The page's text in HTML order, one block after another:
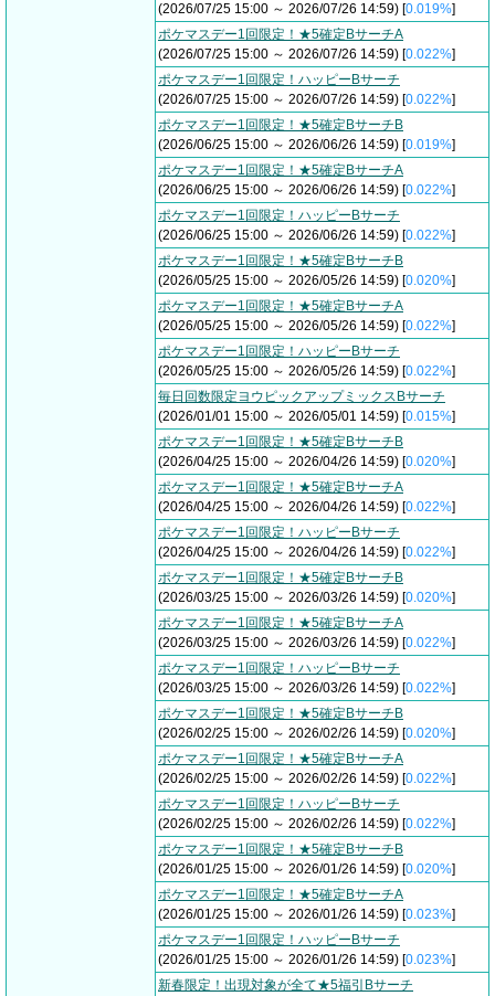
(2026/07/25 15:00 ～ 2026/07/26 14:59) [0.019%]
ポケマスデー1回限定！★5確定BサーチA
(2026/07/25 15:00 ～ 2026/07/26 14:59) [0.022%]
ポケマスデー1回限定！ハッピーBサーチ
(2026/07/25 15:00 ～ 2026/07/26 14:59) [0.022%]
ポケマスデー1回限定！★5確定BサーチB
(2026/06/25 15:00 ～ 2026/06/26 14:59) [0.019%]
ポケマスデー1回限定！★5確定BサーチA
(2026/06/25 15:00 ～ 2026/06/26 14:59) [0.022%]
ポケマスデー1回限定！ハッピーBサーチ
(2026/06/25 15:00 ～ 2026/06/26 14:59) [0.022%]
ポケマスデー1回限定！★5確定BサーチB
(2026/05/25 15:00 ～ 2026/05/26 14:59) [0.020%]
ポケマスデー1回限定！★5確定BサーチA
(2026/05/25 15:00 ～ 2026/05/26 14:59) [0.022%]
ポケマスデー1回限定！ハッピーBサーチ
(2026/05/25 15:00 ～ 2026/05/26 14:59) [0.022%]
毎日回数限定ヨウピックアップミックスBサーチ
(2026/01/01 15:00 ～ 2026/05/01 14:59) [0.015%]
ポケマスデー1回限定！★5確定BサーチB
(2026/04/25 15:00 ～ 2026/04/26 14:59) [0.020%]
ポケマスデー1回限定！★5確定BサーチA
(2026/04/25 15:00 ～ 2026/04/26 14:59) [0.022%]
ポケマスデー1回限定！ハッピーBサーチ
(2026/04/25 15:00 ～ 2026/04/26 14:59) [0.022%]
ポケマスデー1回限定！★5確定BサーチB
(2026/03/25 15:00 ～ 2026/03/26 14:59) [0.020%]
ポケマスデー1回限定！★5確定BサーチA
(2026/03/25 15:00 ～ 2026/03/26 14:59) [0.022%]
ポケマスデー1回限定！ハッピーBサーチ
(2026/03/25 15:00 ～ 2026/03/26 14:59) [0.022%]
ポケマスデー1回限定！★5確定BサーチB
(2026/02/25 15:00 ～ 2026/02/26 14:59) [0.020%]
ポケマスデー1回限定！★5確定BサーチA
(2026/02/25 15:00 ～ 2026/02/26 14:59) [0.022%]
ポケマスデー1回限定！ハッピーBサーチ
(2026/02/25 15:00 ～ 2026/02/26 14:59) [0.022%]
ポケマスデー1回限定！★5確定BサーチB
(2026/01/25 15:00 ～ 2026/01/26 14:59) [0.020%]
ポケマスデー1回限定！★5確定BサーチA
(2026/01/25 15:00 ～ 2026/01/26 14:59) [0.023%]
ポケマスデー1回限定！ハッピーBサーチ
(2026/01/25 15:00 ～ 2026/01/26 14:59) [0.023%]
新春限定！出現対象が全て★5福引Bサーチ